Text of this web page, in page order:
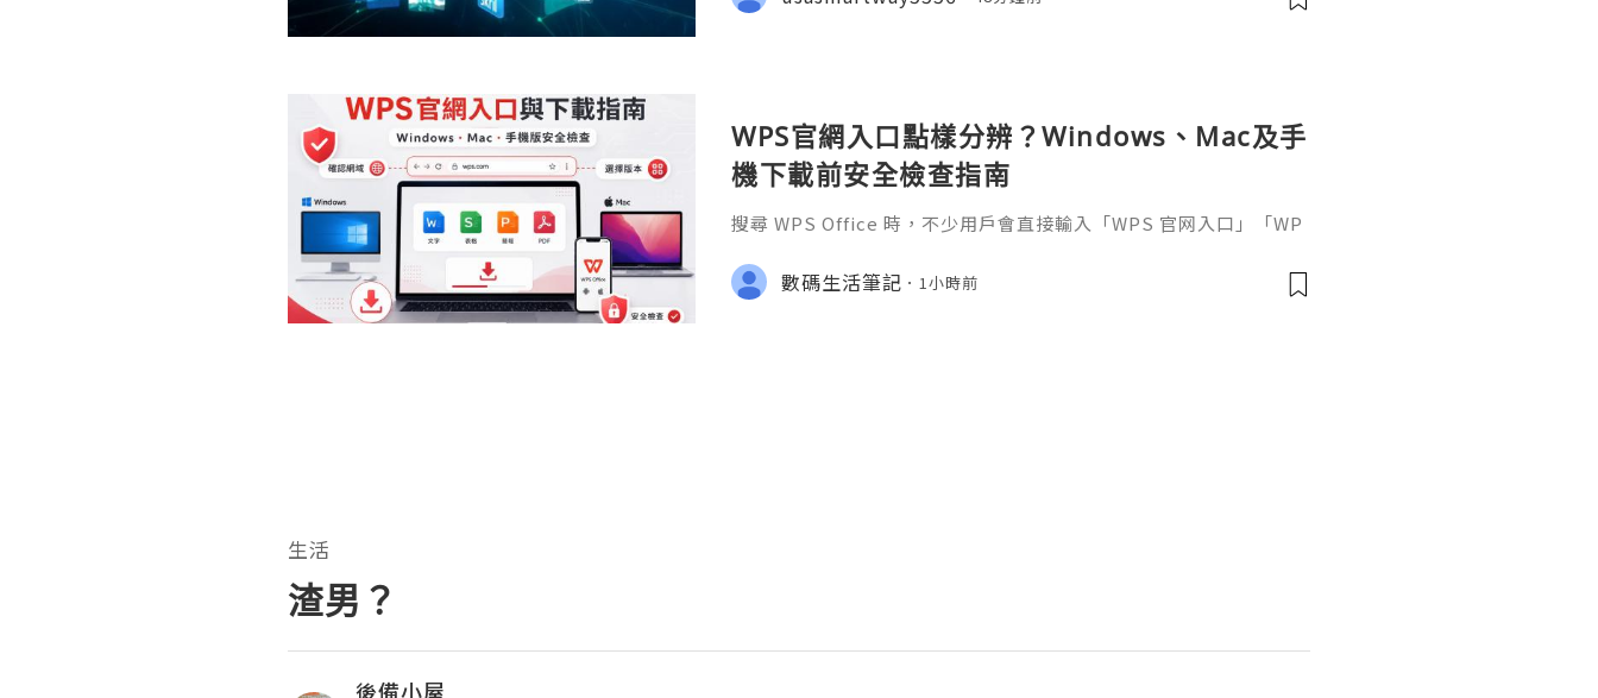
ommunities. It is much m
WPS官網入口點樣分辨？Windows、Mac及手
機下載前安全檢查指南
搜尋 WPS Office 時，不少用戶會直接輸入「WPS 官网入口」「WP
用程式商店、教學網站、在線文件服務及第三方下載頁面。
數碼生活筆記 1小時前
生活
渣男？
後備小屋